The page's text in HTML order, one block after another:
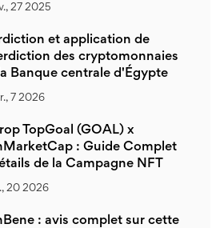
27 2025
et application de
des cryptomonnaies
Banque centrale d'Égypte
7 2026
TopGoal (GOAL) x
: Guide Complet
de la Campagne NFT
20 2026
: avis complet sur cette